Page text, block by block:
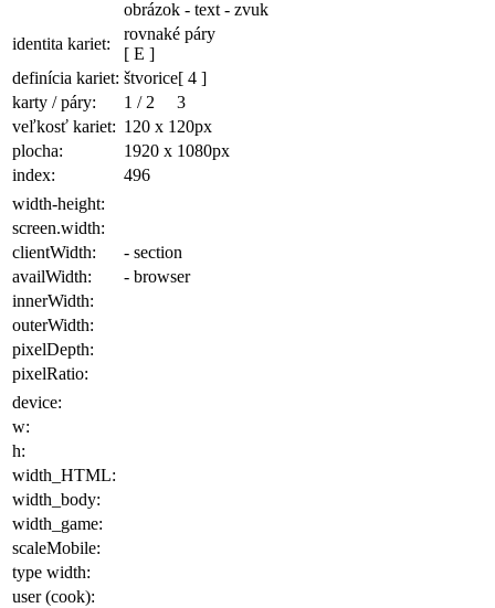
obrázok - text - zvuk
identita kariet:
rovnaké páry
[ E ]
definícia kariet: štvorice[ 4 ]
karty / páry:
1 / 2
3
veľkosť kariet: 120 x 120px
plocha: 1920 x 1080px
index:
496
width-height:
screen.width:
clientWidth:
- section
availWidth:
- browser
innerWidth:
outerWidth:
pixelDepth:
pixelRatio:
device:
w:
h:
width_HTML:
width_body:
width_game:
scaleMobile:
type width:
user (cook):